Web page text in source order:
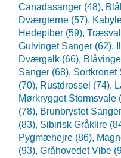
Canadasanger (48),
Dværgterne (57),
Hedepiber (59),
Gulvinget Sanger (62),
Dværgalk (66),
Sanger (68), Sortkronet
(70), Rustdrossel (74),
Mørkrygget Stormsvale
(78), Brunbrystet
(83), Sibirisk Gråklire
Pygmæhejre (86),
(93), Gråhovedet Vibe